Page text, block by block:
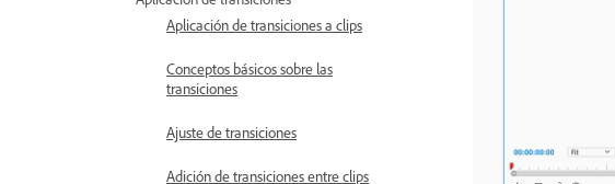
Aplicación de transiciones a clips
Conceptos básicos sobre las
transiciones
Ajuste de transiciones
Adición de transiciones entre clips